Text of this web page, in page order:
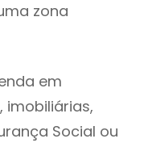
zona
em
imobiliárias,
Social ou